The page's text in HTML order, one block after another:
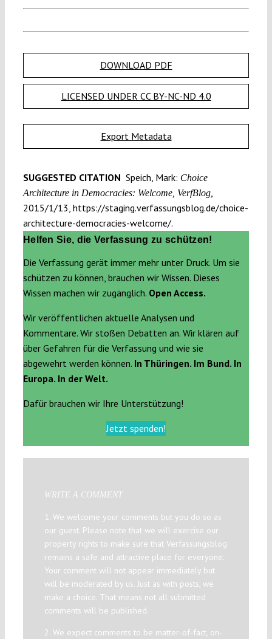
DOWNLOAD PDF
LICENSED UNDER CC BY-NC-ND 4.0
Export Metadata
SUGGESTED CITATION Speich, Mark: Choice
Architecture in Democracies: Welcome, VerfBlog,
2015/1/13, https://staging.verfassungsblog.de/choice-
architecture-democracies-welcome/.
Helfen Sie, die Verfassung zu schützen!
Die Verfassung gerät immer mehr unter Druck. Um sie
schützen zu können, brauchen wir Wissen. Dieses
Wissen machen wir zugänglich. Open Access.
Wir veröffentlichen aktuelle Analysen und
Kommentare. Wir stoßen Debatten an. Wir klären auf
über Gefahren für die Verfassung und wie sie
abgewehrt werden können. In Thüringen. Im Bund. In
Europa. In der Welt.
Dafür brauchen wir Ihre Unterstützung!
Jetzt spenden!
WRITE A COMMENT
1. We welcome your comments but you do so as
our guest. Please note that we will exercise our
property rights to make sure that Verfassungsblog
remains a safe and attractive place for everyone.
Your comment will not appear immediately but
will be moderated by us. Just as with posts, we
make a choice. That means not all submitted
comments will be published.
2. We expect comments to be matter-of-fact, on-